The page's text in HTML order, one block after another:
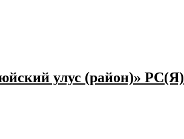
улус (район)» РС(Я)